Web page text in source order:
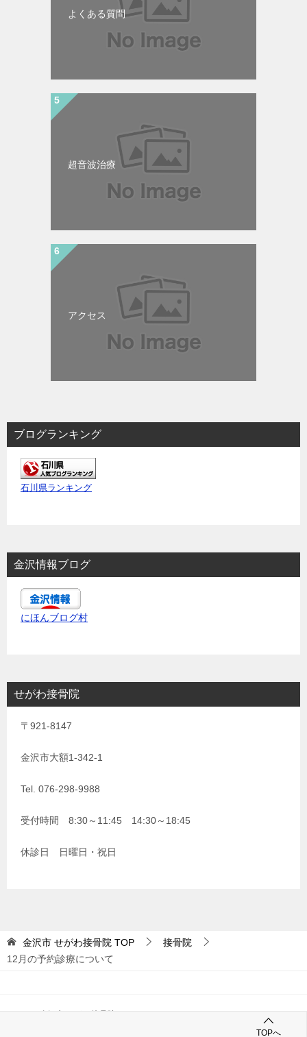
よくある質問
超音波治療
アクセス
ブログランキング
石川県ランキング
金沢情報ブログ
にほんブログ村
せがわ接骨院
〒921-8147
金沢市大額1-342-1
Tel. 076-298-9988
受付時間 8:30～11:45 14:30～18:45
休診日 日曜日・祝日
金沢市 せがわ接骨院 TOP
接骨院
12月の予約診療について
© 2018 金沢市 せがわ接骨院
TOPへ